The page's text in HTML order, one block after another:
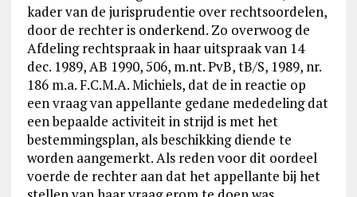
kader van de jurisprudentie over rechtsoordelen,
door de rechter is onderkend. Zo overwoog de
Afdeling rechtspraak in haar uitspraak van 14
dec. 1989, AB 1990, 506, m.nt. PvB, tB/S, 1989, nr.
186 m.a. F.C.M.A. Michiels, dat de in reactie op
een vraag van appellante gedane mededeling dat
een bepaalde activiteit in strijd is met het
bestemmingsplan, als beschikking diende te
worden aangemerkt. Als reden voor dit oordeel
voerde de rechter aan dat het appellante bij het